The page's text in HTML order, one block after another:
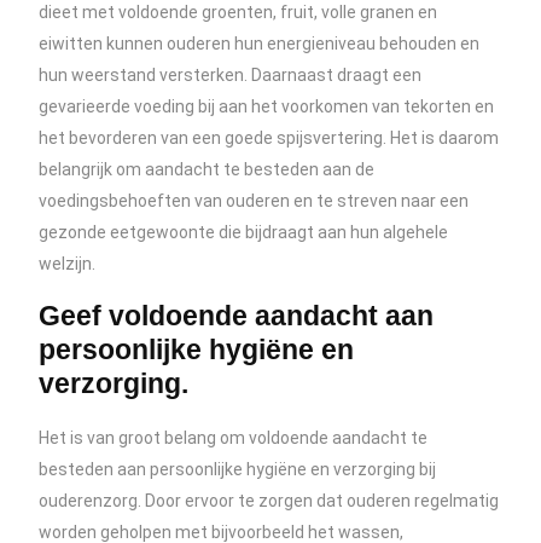
dieet met voldoende groenten, fruit, volle granen en
eiwitten kunnen ouderen hun energieniveau behouden en
hun weerstand versterken. Daarnaast draagt een
gevarieerde voeding bij aan het voorkomen van tekorten en
het bevorderen van een goede spijsvertering. Het is daarom
belangrijk om aandacht te besteden aan de
voedingsbehoeften van ouderen en te streven naar een
gezonde eetgewoonte die bijdraagt aan hun algehele
welzijn.
Geef voldoende aandacht aan
persoonlijke hygiëne en
verzorging.
Het is van groot belang om voldoende aandacht te
besteden aan persoonlijke hygiëne en verzorging bij
ouderenzorg. Door ervoor te zorgen dat ouderen regelmatig
worden geholpen met bijvoorbeeld het wassen,